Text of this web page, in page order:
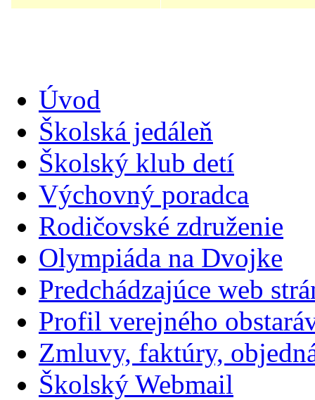
Úvod
Školská jedáleň
Školský klub detí
Výchovný poradca
Rodičovské združenie
Olympiáda na Dvojke
Predchádzajúce web
Profil verejného
Zmluvy, faktúry,
Školský Webmail